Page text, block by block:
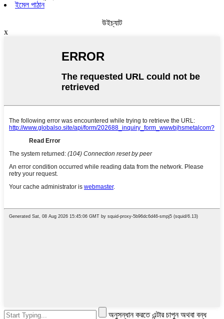
ইমেল পাঠান
উইচ্যাট
x
অনুসন্ধান করতে এন্টার চাপুন অথবা বন্ধ